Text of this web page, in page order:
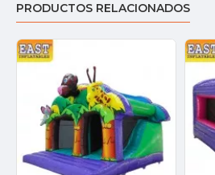
PRODUCTOS RELACIONADOS